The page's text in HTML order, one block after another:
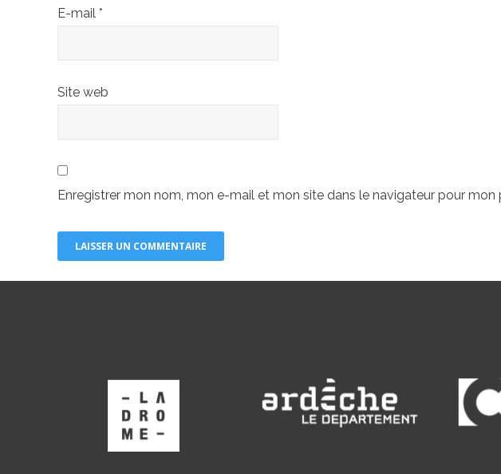
E-mail *
Site web
Enregistrer mon nom, mon e-mail et mon site dans le navigateur pour